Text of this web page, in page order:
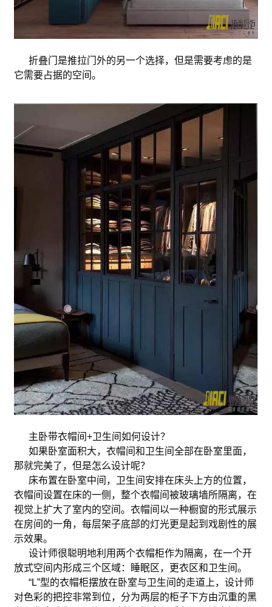
折叠门是推拉门外的另一个选择，但是需要考虑的是
它需要占据的空间。
主卧带衣帽间+卫生间如何设计？
如果卧室面积大，衣帽间和卫生间全部在卧室里面，
那就完美了，但是怎么设计呢？
床布置在卧室中间，卫生间安排在床头上方的位置，
衣帽间设置在床的一侧，整个衣帽间被玻璃墙所隔离，在
视觉上扩大了室内的空间。衣帽间以一种橱窗的形式展示
在房间的一角，每层架子底部的灯光更是起到戏剧性的展
示效果。
设计师很聪明地利用两个衣帽柜作为隔离，在一个开
放式空间内形成三个区域：睡眠区，更衣区和卫生间。
“L”型的衣帽柜摆放在卧室与卫生间的走道上，设计师
对色彩的把控非常到位，分为两层的柜子下方由沉重的黑